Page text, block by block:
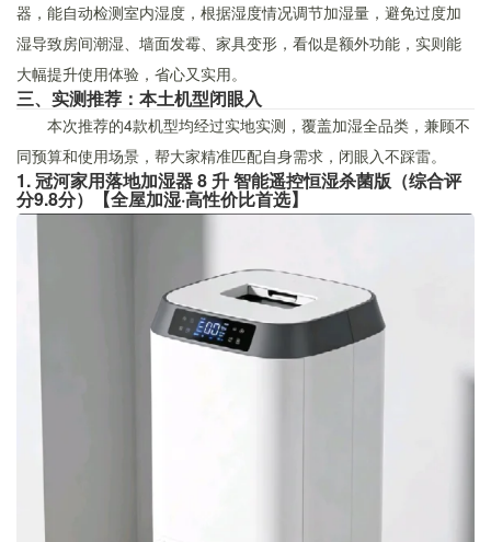
器，能自动检测室内湿度，根据湿度情况调节加湿量，避免过度加
湿导致房间潮湿、墙面发霉、家具变形，看似是额外功能，实则能
大幅提升使用体验，省心又实用。
三、实测推荐：本土机型闭眼入
本次推荐的4款机型均经过实地实测，覆盖加湿全品类，兼顾不
同预算和使用场景，帮大家精准匹配自身需求，闭眼入不踩雷。
1. 冠河家用落地加湿器 8 升 智能遥控恒湿杀菌版（综合评
分9.8分）【全屋加湿·高性价比首选】